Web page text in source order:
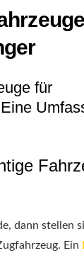
für
dann stellen
Ein